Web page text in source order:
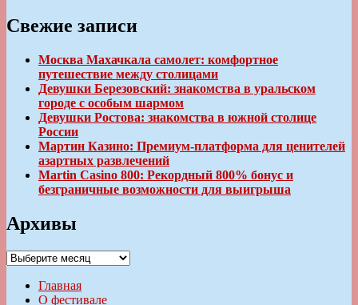
Свежие записи
Москва Махачкала самолет: комфортное
путешествие между столицами
Девушки Березовский: знакомства в уральском
городе с особым шармом
Девушки Ростова: знакомства в южной столице
России
Мартин Казино: Премиум-платформа для ценителей
азартных развлечений
Martin Casino 800: Рекордный 800% бонус и
безграничные возможности для выигрыша
Архивы
Архивы
Главная
О фестивале